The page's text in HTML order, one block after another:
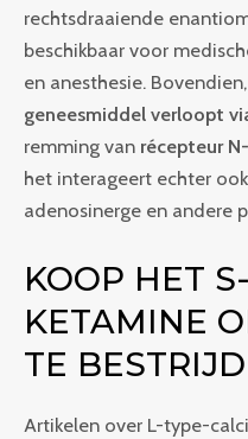
rechtsdraaiende
beschikbaar voor
en anesthesie. Bovendien,
geneesmiddel verloopt
remming van récepteur
het interageert echter
adenosinerge en andere
KOOP HET
KETAMINE
TE
Artikelen over L-type-